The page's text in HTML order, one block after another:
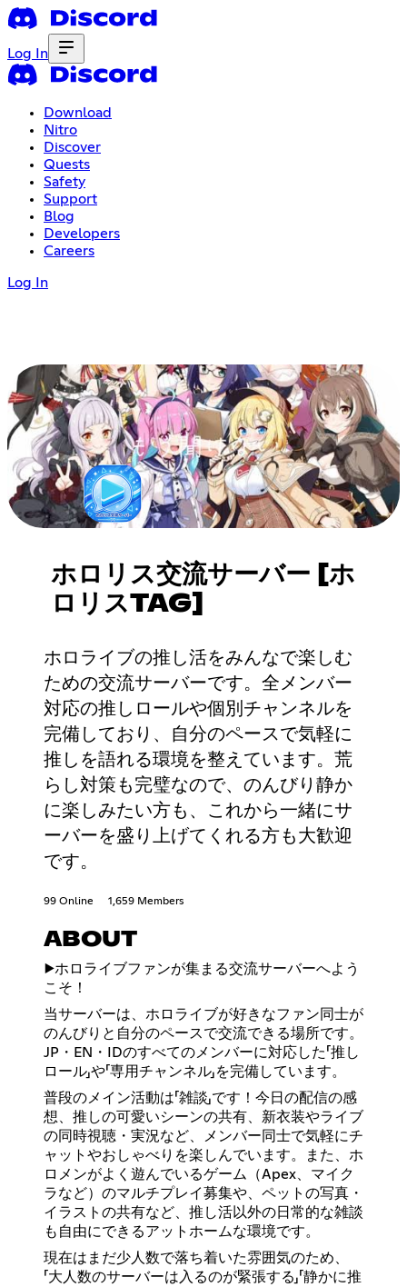
Log In
Download
Nitro
Discover
Quests
Safety
Support
Blog
Developers
Careers
Log In
ホロリス交流サーバー [ホ
ロリスTAG]
ホロライブの推し活をみんなで楽しむ
ための交流サーバーです。全メンバー
対応の推しロールや個別チャンネルを
完備しており、自分のペースで気軽に
推しを語れる環境を整えています。荒
らし対策も完璧なので、のんびり静か
に楽しみたい方も、これから一緒にサ
ーバーを盛り上げてくれる方も大歓迎
です。
99 Online 1,659 Members
ABOUT
▶️ホロライブファンが集まる交流サーバーへよう
こそ！
当サーバーは、ホロライブが好きなファン同士が
のんびりと自分のペースで交流できる場所です。
JP・EN・IDのすべてのメンバーに対応した「推し
ロール」や「専用チャンネル」を完備しています。
普段のメイン活動は「雑談」です！今日の配信の感
想、推しの可愛いシーンの共有、新衣装やライブ
の同時視聴・実況など、メンバー同士で気軽にチ
ャットやおしゃべりを楽しんでいます。また、ホ
ロメンがよく遊んでいるゲーム（Apex、マイク
ラなど）のマルチプレイ募集や、ペットの写真・
イラストの共有など、推し活以外の日常的な雑談
も自由にできるアットホームな環境です。
現在はまだ少人数で落ち着いた雰囲気のため、
「大人数のサーバーは入るのが緊張する」「静かに推